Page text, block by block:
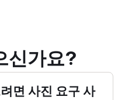
신가요?
면 사진 요구 사